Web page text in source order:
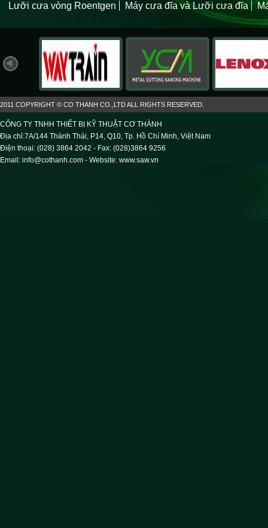
Lưỡi cưa vòng Roentgen Máy cưa đĩa và Lưỡi cưa đĩa
2011 COPYRIGHT © CO THANH CO.,LTD ALL RIGHTS RESERVED.
CÔNG TY TNHH THIẾT BỊ KỸ THUẬT CƠ THÀNH
Địa chỉ:7A/144 Thành Thái, P14, Q10, Tp. Hồ Chí Minh, Việt Nam
Điện thoại: (028) 3864 2042 - Fax: (028)3864 9256
Email: info@cothanh.com - Website: www.saw.vn